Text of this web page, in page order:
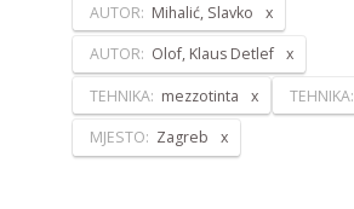
AUTOR: Mihalić, Slavko
AUTOR: Olof, Klaus Detlef
TEHNIKA: mezzotinta TEHNIKA:
MJESTO: Zagreb